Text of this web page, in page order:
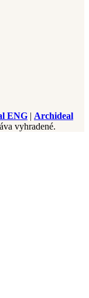
ENG | Archideal
vyhradené.